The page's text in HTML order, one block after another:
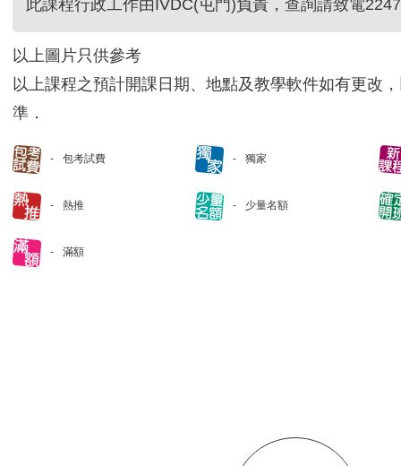
此課程行政工作由IVDC(屯門)負責，查詢請致電
以上圖片只供參考
以上課程之預計開課日期、地點及教學軟件如有更改
準．
包考試費 獨家
熱推 少量名額
滿額